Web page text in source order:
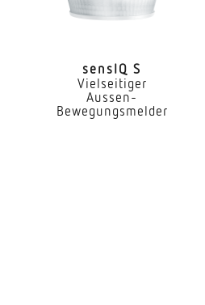
sensIQ S
Vielseitiger
Aussen-
Bewegungsmelder